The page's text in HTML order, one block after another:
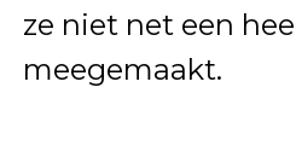
ze niet net een
meegemaakt.